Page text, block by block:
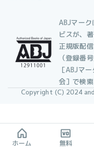
ABJマー
ビスが、
正規版配
（登録番
［ABJマ
会］で検索
Copyright (C) 2024
ホーム 無料